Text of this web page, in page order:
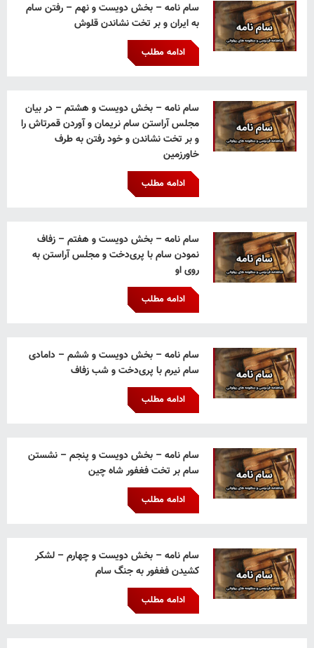
سام نامه – بخش دویست و نهم – رفتن سام
به ایران و بر تخت نشاندن قلوش
ادامه مطلب
سام نامه – بخش دویست و هشتم – در بیان
مجلس آراستن سام نریمان و آوردن قمرتاش را
و بر تخت نشاندن و خود رفتن به طرف
خاورزمین
ادامه مطلب
سام نامه – بخش دویست و هفتم – زفاف
نمودن سام با پری‌دخت و مجلس آراستن به
روی او
ادامه مطلب
سام نامه – بخش دویست و ششم – دامادی
سام نیرم با پری‌دخت و شب زفاف
ادامه مطلب
سام نامه – بخش دویست و پنجم – نشستن
سام بر تخت فغفور شاه چین
ادامه مطلب
سام نامه – بخش دویست و چهارم – لشکر
کشیدن فغفور به جنگ سام
ادامه مطلب